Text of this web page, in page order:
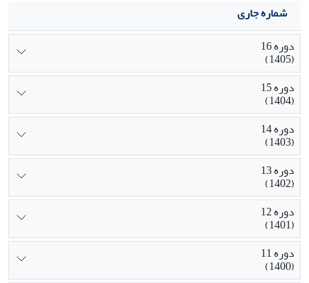
شماره جاری
دوره 16
(1405)
دوره 15
(1404)
دوره 14
(1403)
دوره 13
(1402)
دوره 12
(1401)
دوره 11
(1400)